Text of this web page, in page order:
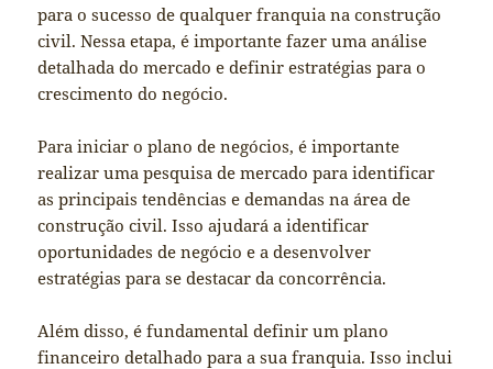
para o sucesso de qualquer franquia na construção
civil. Nessa etapa, é importante fazer uma análise
detalhada do mercado e definir estratégias para o
crescimento do negócio.
Para iniciar o plano de negócios, é importante
realizar uma pesquisa de mercado para identificar
as principais tendências e demandas na área de
construção civil. Isso ajudará a identificar
oportunidades de negócio e a desenvolver
estratégias para se destacar da concorrência.
Além disso, é fundamental definir um plano
financeiro detalhado para a sua franquia. Isso inclui